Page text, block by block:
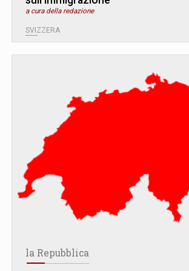
a cura della redazione
SVIZZERA
la Repubblica